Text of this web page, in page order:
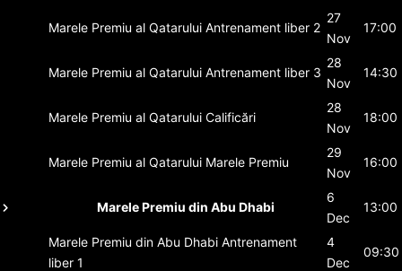
Marele Premiu al Qatarului Antrenament liber 2
27
Nov
17:00
Marele Premiu al Qatarului Antrenament liber 3
28
Nov
14:30
Marele Premiu al Qatarului Calificări
28
Nov
18:00
Marele Premiu al Qatarului Marele Premiu
29
Nov
16:00
Marele Premiu din Abu Dhabi
6
Dec
13:00
Marele Premiu din Abu Dhabi Antrenament
liber 1
4
Dec
09:30